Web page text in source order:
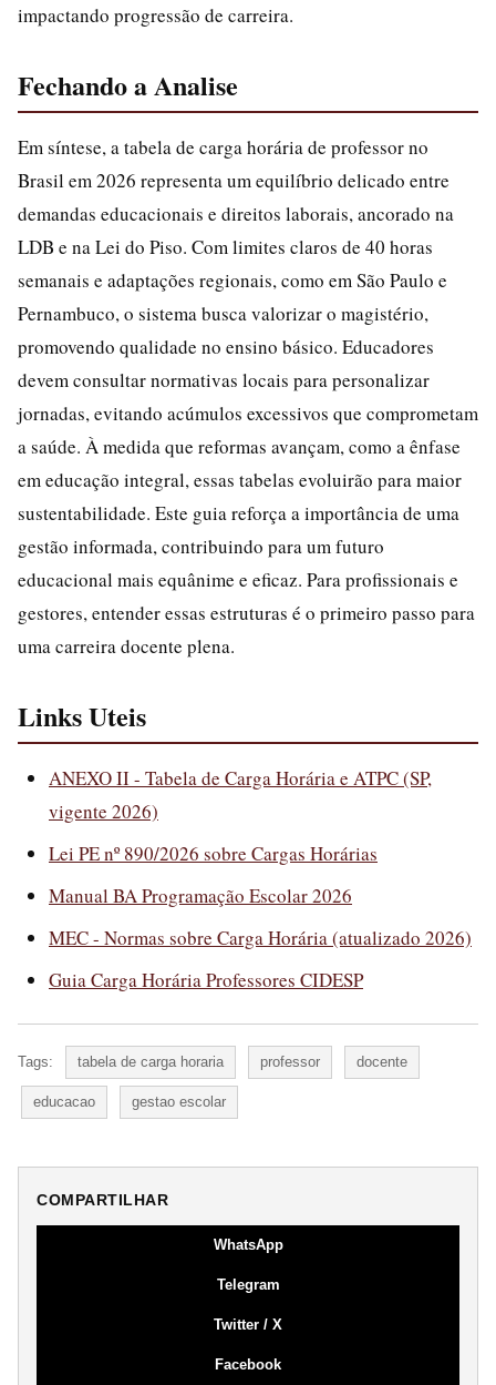
impactando progressão de carreira.
Fechando a Analise
Em síntese, a tabela de carga horária de professor no
Brasil em 2026 representa um equilíbrio delicado entre
demandas educacionais e direitos laborais, ancorado na
LDB e na Lei do Piso. Com limites claros de 40 horas
semanais e adaptações regionais, como em São Paulo e
Pernambuco, o sistema busca valorizar o magistério,
promovendo qualidade no ensino básico. Educadores
devem consultar normativas locais para personalizar
jornadas, evitando acúmulos excessivos que comprometam
a saúde. À medida que reformas avançam, como a ênfase
em educação integral, essas tabelas evoluirão para maior
sustentabilidade. Este guia reforça a importância de uma
gestão informada, contribuindo para um futuro
educacional mais equânime e eficaz. Para profissionais e
gestores, entender essas estruturas é o primeiro passo para
uma carreira docente plena.
Links Uteis
ANEXO II - Tabela de Carga Horária e ATPC (SP,
vigente 2026)
Lei PE nº 890/2026 sobre Cargas Horárias
Manual BA Programação Escolar 2026
MEC - Normas sobre Carga Horária (atualizado 2026)
Guia Carga Horária Professores CIDESP
Tags: tabela de carga horaria professor docente
educacao gestao escolar
COMPARTILHAR
WhatsApp
Telegram
Twitter / X
Facebook